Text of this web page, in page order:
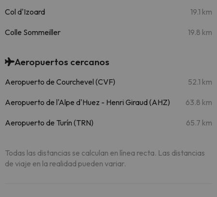
Col d'Izoard 19.1 km
Colle Sommeiller 19.8 km
Aeropuertos cercanos
Aeropuerto de Courchevel (CVF) 52.1 km
Aeropuerto de l'Alpe d'Huez - Henri Giraud (AHZ) 63.8 km
Aeropuerto de Turín (TRN) 65.7 km
Todas las distancias se calculan en línea recta. Las distancias
de viaje en la realidad pueden variar.